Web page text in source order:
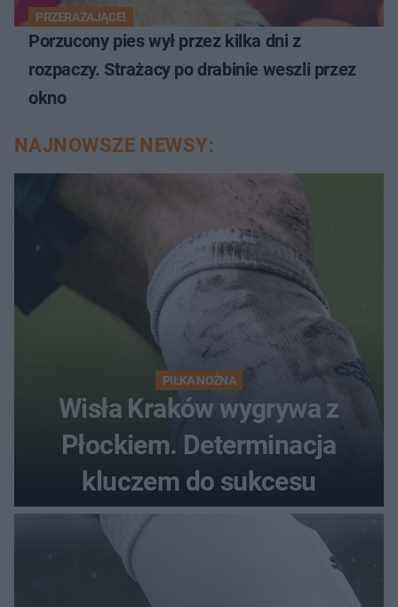
PRZERAŻAJĄCE!
Porzucony pies wył przez kilka dni z
rozpaczy. Strażacy po drabinie weszli przez
okno
NAJNOWSZE NEWSY:
PIŁKA NOŻNA
Wisła Kraków wygrywa z
Płockiem. Determinacja
kluczem do sukcesu